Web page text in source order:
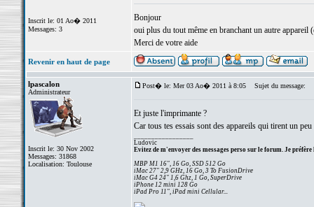
Inscrit le: 01 Ao� 2011
Messages: 3
Bonjour
oui plus du tout même en branchant un autre
Merci de votre aide
Revenir en haut de page
lpascalon
Administrateur
Inscrit le: 30 Nov 2002
Messages: 31868
Localisation: Toulouse
Post� le: Mer 03 Ao� 2011 à 8:05 Sujet du message:
Et juste l'imprimante ?
Car tous tes essais sont des appareils qui tirent un
Ludovic
Evitez de m'envoyer des messages perso sur le forum. Je préfère
MBP M1 16", 16 Go, SSD 512 Go
iMac 27" 2,9 GHz, 16 Go, 3 To FusionDrive
iMac G4 24" 1,6 Ghz, 1 Go, SuperDrive
iPhone 12 mini 128 Go
iPad Pro 11", iPad mini Cellular...